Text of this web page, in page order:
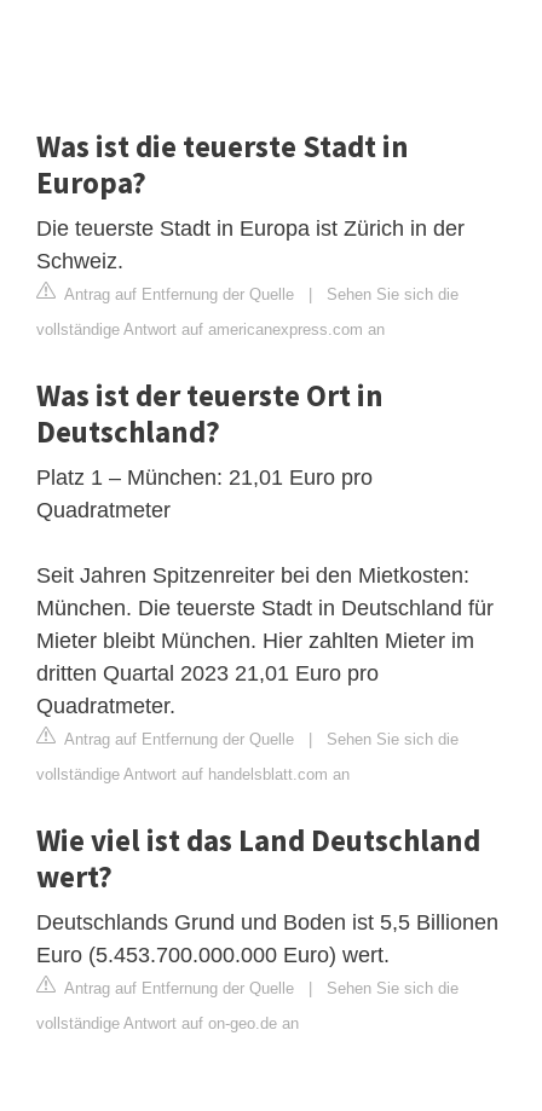
Was ist die teuerste Stadt in
Europa?
Die teuerste Stadt in Europa ist Zürich in der
Schweiz.
Antrag auf Entfernung der Quelle | Sehen Sie sich die
vollständige Antwort auf americanexpress.com an
Was ist der teuerste Ort in
Deutschland?
Platz 1 – München: 21,01 Euro pro
Quadratmeter
Seit Jahren Spitzenreiter bei den Mietkosten:
München. Die teuerste Stadt in Deutschland für
Mieter bleibt München. Hier zahlten Mieter im
dritten Quartal 2023 21,01 Euro pro
Quadratmeter.
Antrag auf Entfernung der Quelle | Sehen Sie sich die
vollständige Antwort auf handelsblatt.com an
Wie viel ist das Land Deutschland
wert?
Deutschlands Grund und Boden ist 5,5 Billionen
Euro (5.453.700.000.000 Euro) wert.
Antrag auf Entfernung der Quelle | Sehen Sie sich die
vollständige Antwort auf on-geo.de an